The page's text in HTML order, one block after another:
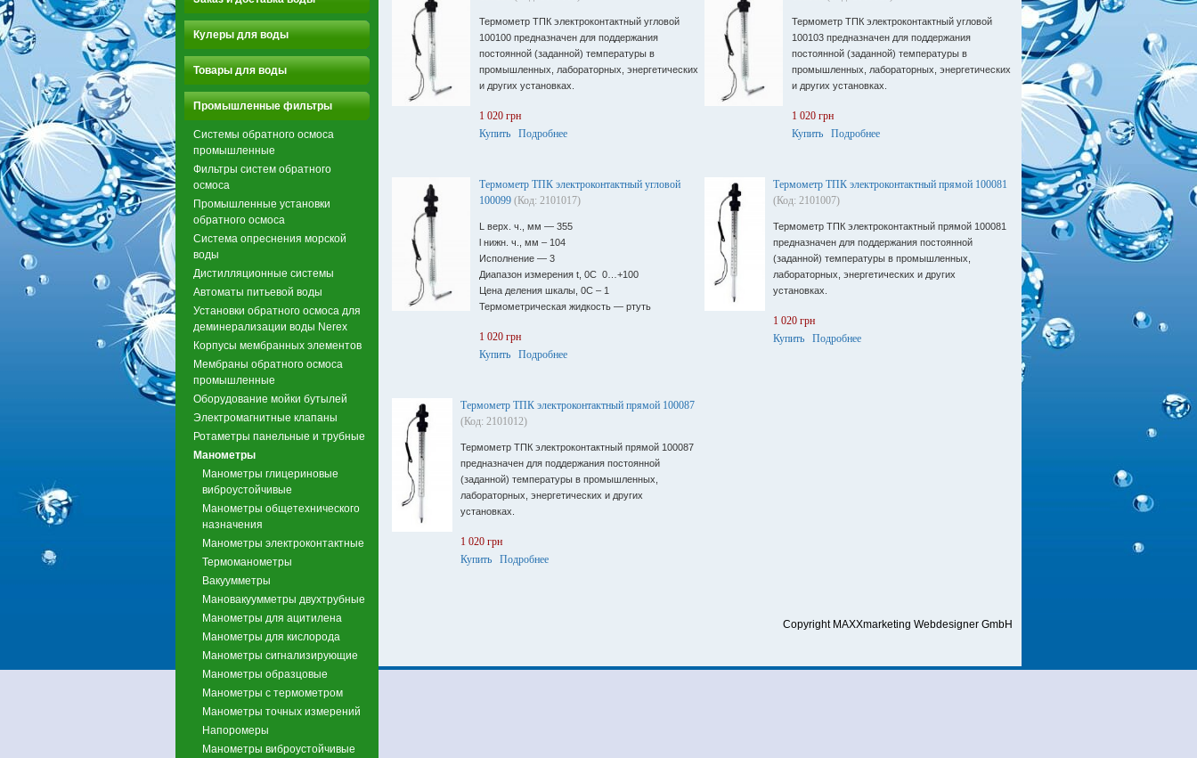
Кулеры для воды
Товары для воды
Промышленные фильтры
Системы обратного осмоса
промышленные
Фильтры систем обратного
осмоса
Промышленные установки
обратного осмоса
Система опреснения морской
воды
Дистилляционные системы
Автоматы питьевой воды
Установки обратного осмоса для
деминерализации воды Nerex
Корпусы мембранных элементов
Мембраны обратного осмоса
промышленные
Оборудование мойки бутылей
Электромагнитные клапаны
Ротаметры панельные и трубные
Манометры
Манометры глицериновые
виброустойчивые
Манометры общетехнического
назначения
Манометры электроконтактные
Термоманометры
Вакуумметры
Мановакуумметры двухтрубные
Манометры для ацитилена
Манометры для кислорода
Манометры сигнализирующие
Манометры образцовые
Манометры с термометром
Манометры точных измерений
Напоромеры
Манометры виброустойчивые
Термометр ТПК электроконтактный угловой
100100 предназначен для поддержания
постоянной (заданной) температуры в
промышленных, лабораторных, энергетических
и других установках.
1 020 грн
Купить
Подробнее
Термометр ТПК электроконтактный угловой
100103 предназначен для поддержания
постоянной (заданной) температуры в
промышленных, лабораторных, энергетических
и других установках.
1 020 грн
Купить
Подробнее
Термометр ТПК электроконтактный угловой
100099 (Код: 2101017)
L верх. ч., мм ― 355
l нижн. ч., мм – 104
Исполнение ― 3
Диапазон измерения t, 0C 0…+100
Цена деления шкалы, 0С – 1
Термометрическая жидкость ― ртуть
1 020 грн
Купить
Подробнее
Термометр ТПК электроконтактный прямой 100081
(Код: 2101007)
Термометр ТПК электроконтактный прямой 100081
предназначен для поддержания постоянной
(заданной) температуры в промышленных,
лабораторных, энергетических и других
установках.
1 020 грн
Купить
Подробнее
Термометр ТПК электроконтактный прямой 100087
(Код: 2101012)
Термометр ТПК электроконтактный прямой 100087
предназначен для поддержания постоянной
(заданной) температуры в промышленных,
лабораторных, энергетических и других
установках.
1 020 грн
Купить
Подробнее
Copyright MAXXmarketing Webdesigner GmbH